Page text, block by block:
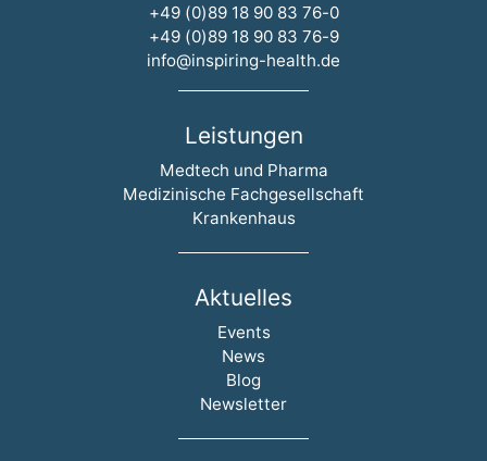
+49 (0)89 18 90 83 76-0
+49 (0)89 18 90 83 76-9
info@inspiring-health.de
Leistungen
Navigation überspringen
Medtech und Pharma
Medizinische Fachgesellschaft
Krankenhaus
Aktuelles
Navigation überspringen
Events
News
Blog
Newsletter